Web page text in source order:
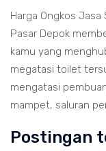
Harga Ongkos Jasa
Pasar Depok
kamu yang
megatasi toilet
mengatasi
mampet, saluran
Postingan